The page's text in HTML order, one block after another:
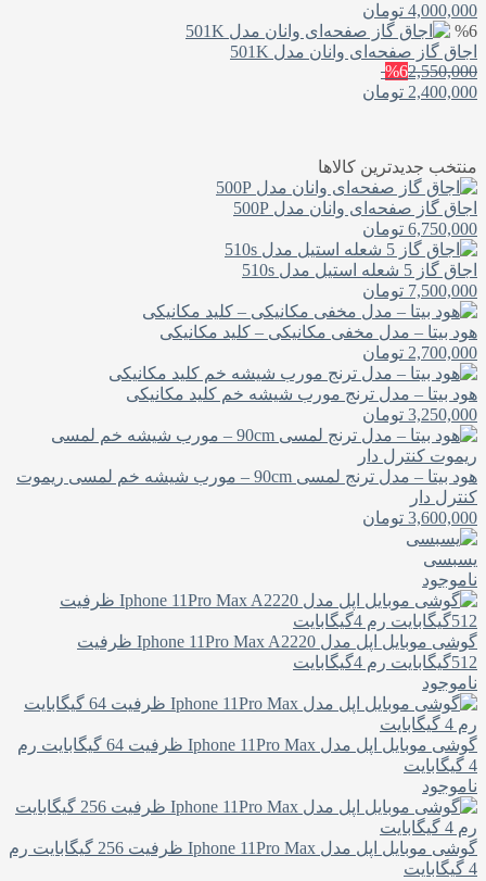
4,000,000 تومان
%6
اجاق گاز صفحه‌ای وانان مدل 501K
%62,550,000
2,400,000 تومان
منتخب جدیدترین کالاها
اجاق گاز صفحه‌ای وانان مدل 500P
6,750,000 تومان
اجاق گاز 5 شعله استیل مدل 510s
7,500,000 تومان
هود بیتا – مدل مخفی مکانیکی – کلید مکانیکی
2,700,000 تومان
هود بیتا – مدل ترنج مورب شیشه خم کلید مکانیکی
3,250,000 تومان
هود بیتا – مدل ترنج لمسی 90cm – مورب شیشه خم لمسی ریموت
کنترل دار
3,600,000 تومان
یسبسی
ناموجود
گوشی موبایل اپل مدل Iphone 11Pro Max A2220 ظرفیت
512گیگابایت رم 4گیگابایت
ناموجود
گوشی موبایل اپل مدل Iphone 11Pro Max ظرفیت 64 گیگابایت رم
4 گیگابایت
ناموجود
گوشی موبایل اپل مدل Iphone 11Pro Max ظرفیت 256 گیگابایت رم
4 گیگابایت